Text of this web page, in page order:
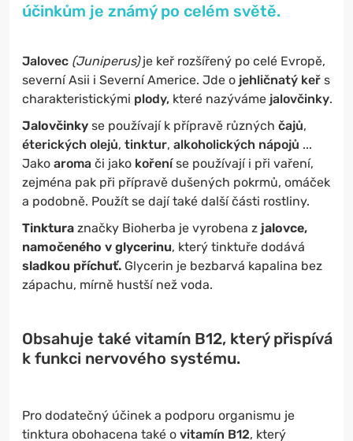
účinkům je známý po celém světě.
Jalovec (Juniperus)je keř rozšířený po celé Evropě,
severní Asii i Severní Americe. Jde o jehličnatý keř s
charakteristickými plody, které nazýváme jalovčinky.
Jalovčinky se používají k přípravě různých čajů,
éterických olejů, tinktur, alkoholických nápojů ...
Jako aroma či jako kořeníse používají i při vaření,
zejména pak při přípravě dušených pokrmů, omáček
a podobně. Použít se dají také další části rostliny.
Tinktura značky Bioherba je vyrobena z jalovce,
namočeného v glycerinu, který tinktuře dodává
sladkou příchuť. Glycerin je bezbarvá kapalina bez
zápachu, mírně hustší než voda.
Obsahuje také vitamín B12, který přispívá
k funkci nervového systému.
Pro dodatečný účinek a podporu organismu je
tinktura obohacena také o vitamín B12, který